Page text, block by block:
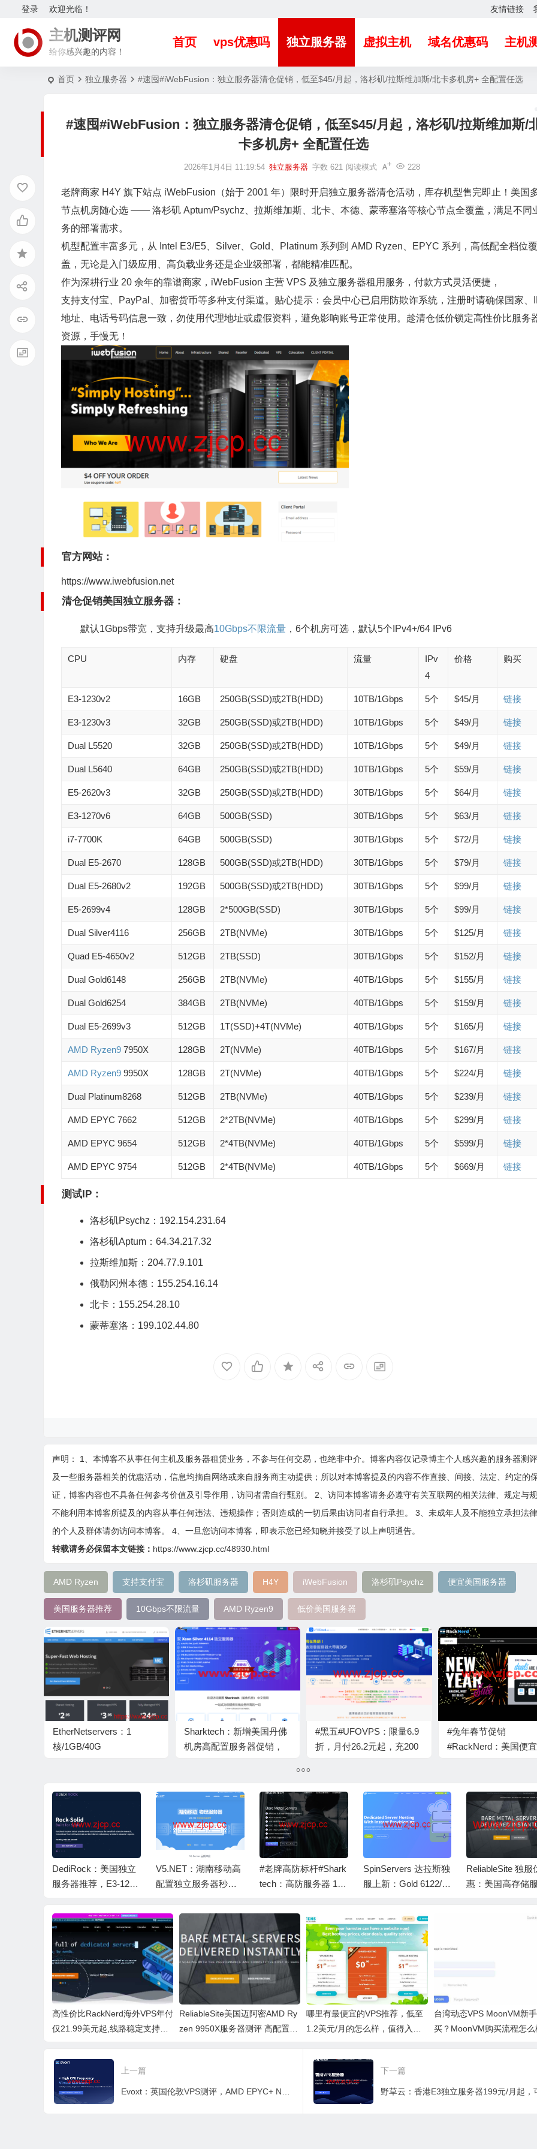
欢迎光临！
登录 友情链接
主机测评网
给你感兴趣的内容！
首页 vps优惠吗 独立服务器 虚拟主机 域名优惠码 主机
首页 独立服务器 #速囤#iWebFusion：独立服务器清仓促销，低至$45/月起，洛杉矶/拉斯维加斯/北卡多机房+ 全配置任选
#速囤#iWebFusion：独立服务器清仓促销，低至$45/月起，洛杉矶/拉斯维加斯/
卡多机房+ 全配置任选
2026年1月4日 11:19:54 独立服务器 228
字数 621 阅读模式
老牌商家 H4Y 旗下站点 iWebFusion （始于 2001 年）限时开启独立服务器清仓活动，库存机型售完即止！美国
节点机房随心选 —— 洛杉矶 Aptum/Psychz、拉斯维加斯、北卡、本德、蒙蒂塞洛等核心节点全覆盖，满足不同
务的部署需求。
机型配置丰富多元，从 Intel E3/E5、Silver、Gold、Platinum 系列到 AMD Ryzen、EPYC 系列，高低配全档位覆
盖，无论是入门级应用、高负载业务还是企业级部署，都能精准匹配。
作为深耕行业 20 余年的靠谱商家， iWebFusion 主营 VPS 及独立服务器租用服务，付款方式灵活便捷，
支持支付宝 、PayPal、加密货币等多种支付渠道。贴心提示：会员中心已启用防欺诈系统，注册时请确保国家、
地址、电话号码信息一致，勿使用代理地址或虚假资料，避免影响账号正常使用。趁清仓低价锁定高性价比服务
资源，手慢无！
官方网站：
https://www.iwebfusion.net
清仓促销美国独立服务器：
默认1Gbps带宽，支持升级最高10Gbps不限流量 ，6个机房可选，默认5个IPv4+/64 IPv6
CPU 内存 硬盘 流量
IPv
4
价格 购买
E3-1230v2 16GB 250GB(SSD)或2TB(HDD) 10TB/1Gbps 5个 $45/月 链接
E3-1230v3 32GB 250GB(SSD)或2TB(HDD) 10TB/1Gbps 5个 $49/月 链接
Dual L5520 32GB 250GB(SSD)或2TB(HDD) 10TB/1Gbps 5个 $49/月 链接
Dual L5640 64GB 250GB(SSD)或2TB(HDD) 10TB/1Gbps 5个 $59/月 链接
E5-2620v3 32GB 250GB(SSD)或2TB(HDD) 30TB/1Gbps 5个 $64/月 链接
E3-1270v6 64GB 500GB(SSD) 30TB/1Gbps 5个 $63/月 链接
i7-7700K 64GB 500GB(SSD) 30TB/1Gbps 5个 $72/月 链接
Dual E5-2670 128GB 500GB(SSD)或2TB(HDD) 30TB/1Gbps 5个 $79/月 链接
Dual E5-2680v2 192GB 500GB(SSD)或2TB(HDD) 30TB/1Gbps 5个 $99/月 链接
E5-2699v4 128GB 2*500GB(SSD) 30TB/1Gbps 5个 $99/月 链接
Dual Silver4116 256GB 2TB(NVMe) 30TB/1Gbps 5个 $125/月 链接
Quad E5-4650v2 512GB 2TB(SSD) 30TB/1Gbps 5个 $152/月 链接
Dual Gold6148 256GB 2TB(NVMe) 40TB/1Gbps 5个 $155/月 链接
Dual Gold6254 384GB 2TB(NVMe) 40TB/1Gbps 5个 $159/月 链接
Dual E5-2699v3 512GB 1T(SSD)+4T(NVMe) 40TB/1Gbps 5个 $165/月 链接
AMD Ryzen9 7950X 128GB 2T(NVMe) 40TB/1Gbps 5个 $167/月 链接
AMD Ryzen9 9950X 128GB 2T(NVMe) 40TB/1Gbps 5个 $224/月 链接
Dual Platinum8268 512GB 2TB(NVMe) 40TB/1Gbps 5个 $239/月 链接
AMD EPYC 7662 512GB 2*2TB(NVMe) 40TB/1Gbps 5个 $299/月 链接
AMD EPYC 9654 512GB 2*4TB(NVMe) 40TB/1Gbps 5个 $599/月 链接
AMD EPYC 9754 512GB 2*4TB(NVMe) 40TB/1Gbps 5个 $669/月 链接
测试IP：
洛杉矶Psychz ：192.154.231.64
洛杉矶Aptum：64.34.217.32
拉斯维加斯：204.77.9.101
俄勒冈州本德：155.254.16.14
北卡：155.254.28.10
蒙蒂塞洛：199.102.44.80
声明： 1、本博客不从事任何主机及服务器租赁业务，不参与任何交易，也绝非中介。博客内容仅记录博主个人感兴趣的服务器测
及一些服务器相关的优惠活动，信息均摘自网络或来自服务商主动提供；所以对本博客提及的内容不作直接、间接、法定、约定的
证，博客内容也不具备任何参考价值及引导作用，访问者需自行甄别。 2、访问本博客请务必遵守有关互联网的相关法律、规定与规
不能利用本博客所提及的内容从事任何违法、违规操作；否则造成的一切后果由访问者自行承担。 3、未成年人及不能独立承担法
的个人及群体请勿访问本博客。 4、一旦您访问本博客，即表示您已经知晓并接受了以上声明通告。
转载请务必保留本文链接： https://www.zjcp.cc/48930.html
AMD Ryzen 支持支付宝 洛杉矶服务器 H4Y iWebFusion 洛杉矶Psychz 便宜美国服务器
美国服务器推荐 10Gbps不限流量 AMD Ryzen9 低价美国服务器
EtherNetservers：1
核/1GB/40G
迈阿密/新泽西机房
Sharktech：新增美国丹佛
机房高配置服务器促销，
月付129美元
#黑五#UFOVPS：限量6.9
折，月付26.2元起，充200
选
#兔年春节促销
#RackNerd：美国便宜
拉斯/芝加哥/新泽西/亚
大/纽约
DediRock：美国独立
服务器推荐，E3-1230
10TB/1Gbps带宽，洛
杉矶纽约机房
V5.NET：湖南移动高
配置独立服务器秒杀
1TB SSD 300M 带宽
348 元 / 月
#老牌高防标杆#Shark
tech：高防服务器 10
月起，洛杉矶 / 拉斯维
加斯 / 芝加哥 / 丹佛 /
荷兰机房可选
SpinServers 达拉斯独
服上新：Gold 6122/32
D，30TB@10Gbps 带
宽，$85 / 月起享首月
优惠
ReliableSite 独服
惠：美国高存储
高性价比RackNerd海外VPS年付
仅21.99美元起,线路稳定支持自
ReliableSite美国迈阿密AMD Ry
zen 9950X服务器测评 高配置适
哪里有最便宜的VPS推荐，低至
1.2美元/月的怎么样，值得入手
台湾动态VPS MoonVM新
买？MoonVM购买流程怎么
上一篇 下一篇